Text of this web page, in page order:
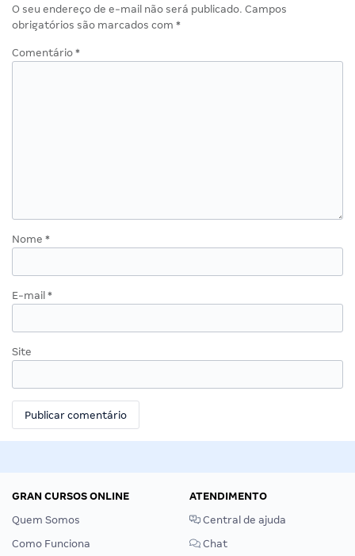
O seu endereço de e-mail não será publicado. Campos
obrigatórios são marcados com *
Comentário *
Nome *
E-mail *
Site
GRAN CURSOS ONLINE
Quem Somos
Como Funciona
ATENDIMENTO
Central de ajuda
Chat